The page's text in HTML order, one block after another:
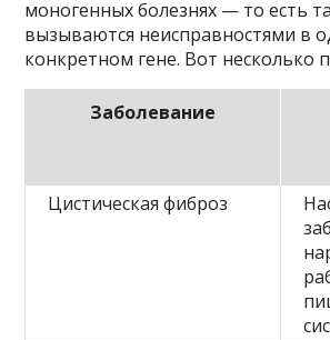
моногенных болезнях — то есть
вызываются неисправностями в
конкретном гене. Вот несколько
Заболевание
Цистическая фиброз